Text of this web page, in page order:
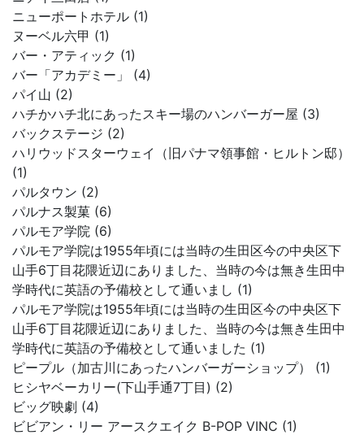
ニューポートホテル (1)
ヌーベル六甲 (1)
バー・アティック (1)
バー「アカデミー」 (4)
パイ山 (2)
ハチかハチ北にあったスキー場のハンバーガー屋 (3)
バックステージ (2)
ハリウッドスターウェイ（旧パナマ領事館・ヒルトン邸）
(1)
パルタウン (2)
パルナス製菓 (6)
パルモア学院 (6)
パルモア学院は1955年頃には当時の生田区今の中央区下
山手6丁目花隈近辺にありました、当時の今は無き生田中
学時代に英語の予備校として通いまし (1)
パルモア学院は1955年頃には当時の生田区今の中央区下
山手6丁目花隈近辺にありました、当時の今は無き生田中
学時代に英語の予備校として通いました (1)
ピープル（加古川にあったハンバーガーショップ） (1)
ヒシヤベーカリー(下山手通7丁目) (2)
ビッグ映劇 (4)
ビビアン・リー アースクエイク B-POP VINC (1)